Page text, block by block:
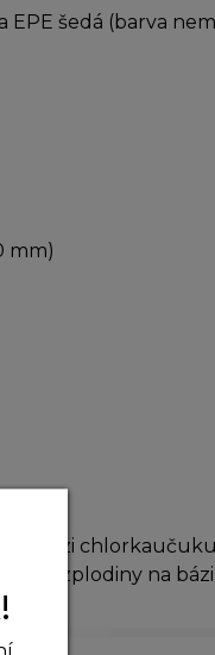
šedá (barva
mm)
bázi
zplodiny na